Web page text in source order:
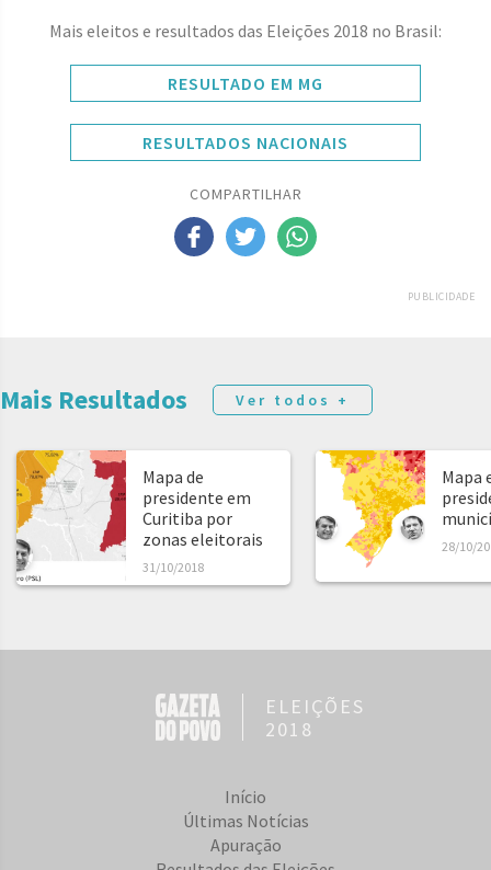
Mais eleitos e resultados das Eleições 2018 no Brasil:
RESULTADO EM MG
RESULTADOS NACIONAIS
COMPARTILHAR
PUBLICIDADE
Mais Resultados Ver todos +
Mapa de
presidente em
Curitiba por
zonas eleitorais
31/10/2018
Mapa
28/10/
ELEIÇÕES
2018
Início
Últimas Notícias
Apuração